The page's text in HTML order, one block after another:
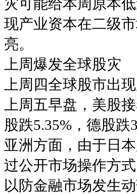
灾可能给本周原本
现产业资本在二级
亮。
上周爆发全球股灾
上周四全球股市出
上周五早盘，美股
股跌5.35%，德股跌
亚洲方面，由于日
过公开市场操作方
以防金融市场发生